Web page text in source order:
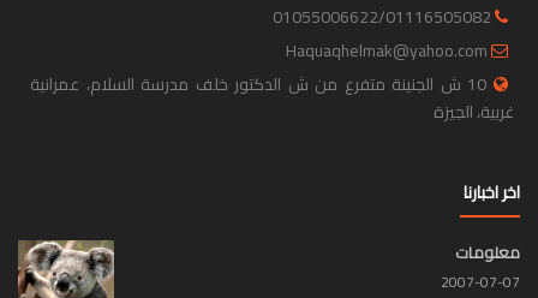
01055006622/01116505082
Haquaqhelmak@yahoo.com
10 ش الجنينة متفرع من ش الدكتور خلف مدرسة السلام، عمرانية
غربية، الجيزة
اخر اخبارنا
معلومات
2007-07-07